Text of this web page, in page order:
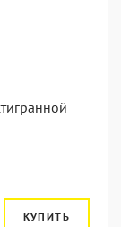
КУПИТЬ